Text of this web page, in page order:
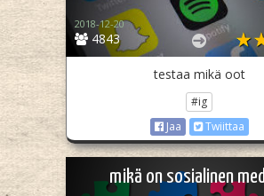
4843
2018-12-20
testaa mikä oot
#ig
Jaa
Twiittaa
mikä on sosialinen